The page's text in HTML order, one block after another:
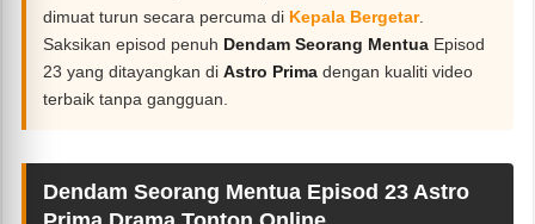
dimuat turun secara percuma di Kepala Bergetar.
Saksikan episod penuh Dendam Seorang Mentua Episod
23 yang ditayangkan diAstro Prima dengan kualiti video
terbaik tanpa gangguan.
Dendam Seorang Mentua Episod 23 Astro